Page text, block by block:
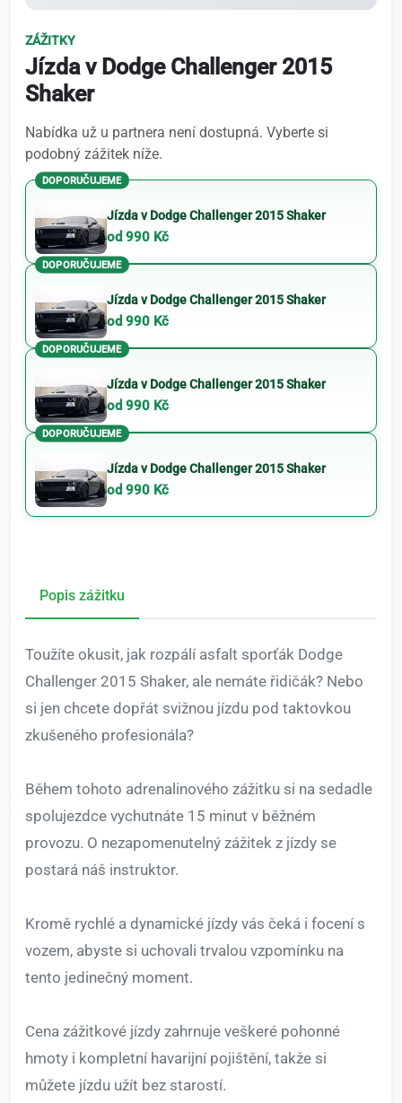
ZÁŽITKY
Jízda v Dodge Challenger 2015
Shaker
Nabídka už u partnera není dostupná. Vyberte si
podobný zážitek níže.
DOPORUČUJEME
Jízda v Dodge Challenger 2015 Shaker
od 990 Kč
DOPORUČUJEME
Jízda v Dodge Challenger 2015 Shaker
od 990 Kč
DOPORUČUJEME
Jízda v Dodge Challenger 2015 Shaker
od 990 Kč
DOPORUČUJEME
Jízda v Dodge Challenger 2015 Shaker
od 990 Kč
Popis zážitku
Toužíte okusit, jak rozpálí asfalt sporťák Dodge
Challenger 2015 Shaker, ale nemáte řidičák? Nebo
si jen chcete dopřát svižnou jízdu pod taktovkou
zkušeného profesionála?
Během tohoto adrenalinového zážitku si na sedadle
spolujezdce vychutnáte 15 minut v běžném
provozu. O nezapomenutelný zážitek z jízdy se
postará náš instruktor.
Kromě rychlé a dynamické jízdy vás čeká i focení s
vozem, abyste si uchovali trvalou vzpomínku na
tento jedinečný moment.
Cena zážitkové jízdy zahrnuje veškeré pohonné
hmoty i kompletní havarijní pojištění, takže si
můžete jízdu užít bez starostí.